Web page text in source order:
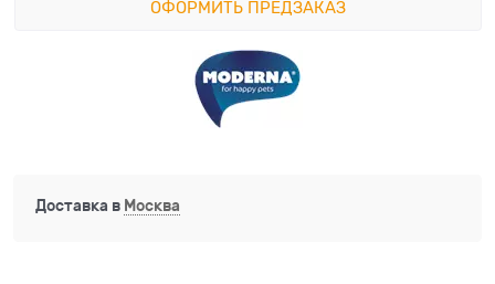
ОФОРМИТЬ ПРЕДЗАКАЗ
Доставка в Москва